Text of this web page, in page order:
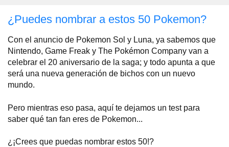
¿Puedes nombrar a estos 50 Pokemon?
Con el anuncio de Pokemon Sol y Luna, ya sabemos que
Nintendo, Game Freak y The Pokémon Company van a
celebrar el 20 aniversario de la saga; y todo apunta a que
será una nueva generación de bichos con un nuevo
mundo.
Pero mientras eso pasa, aquí te dejamos un test para
saber qué tan fan eres de Pokemon...
¿¡Crees que puedas nombrar estos 50!?